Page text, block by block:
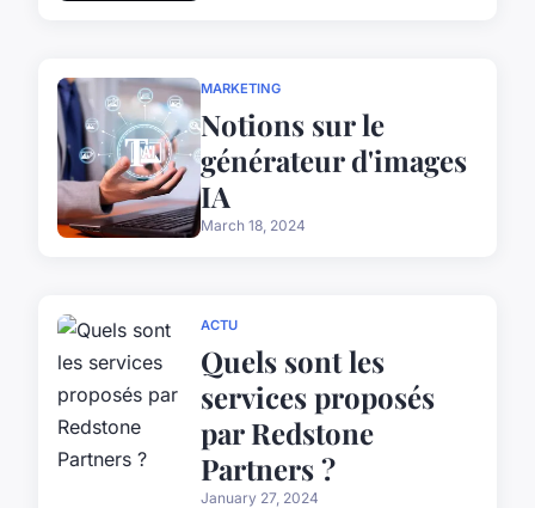
MARKETING
Notions sur le
générateur d'images
IA
March 18, 2024
ACTU
Quels sont les
services proposés
par Redstone
Partners ?
January 27, 2024